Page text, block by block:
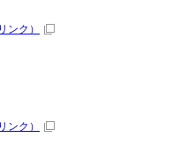
ンク）
ンク）